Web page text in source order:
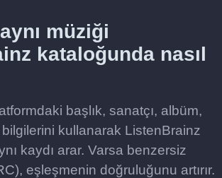
müziği
kataloğunda nasıl
başlık, sanatçı, albüm,
kullanarak ListenBrainz
kaydı arar. Varsa benzersiz
eşleşmenin doğruluğunu artırır.